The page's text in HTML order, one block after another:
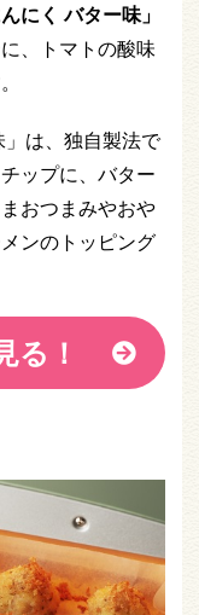
にく バター味」
、トマトの酸味
は、独自製法で
ップに、バター
おつまみやおや
ンのトッピング
る！